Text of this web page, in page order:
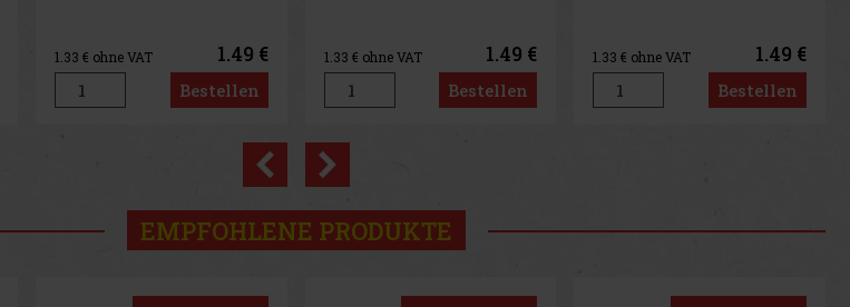
1.33 € ohne VAT 1.49 €
Bestellen
1.33 € ohne VAT 1.49 €
Bestellen
1.33€ ohne VAT 1.49 €
Bestellen
Previous
EMPFOHLENE PRODUKTE